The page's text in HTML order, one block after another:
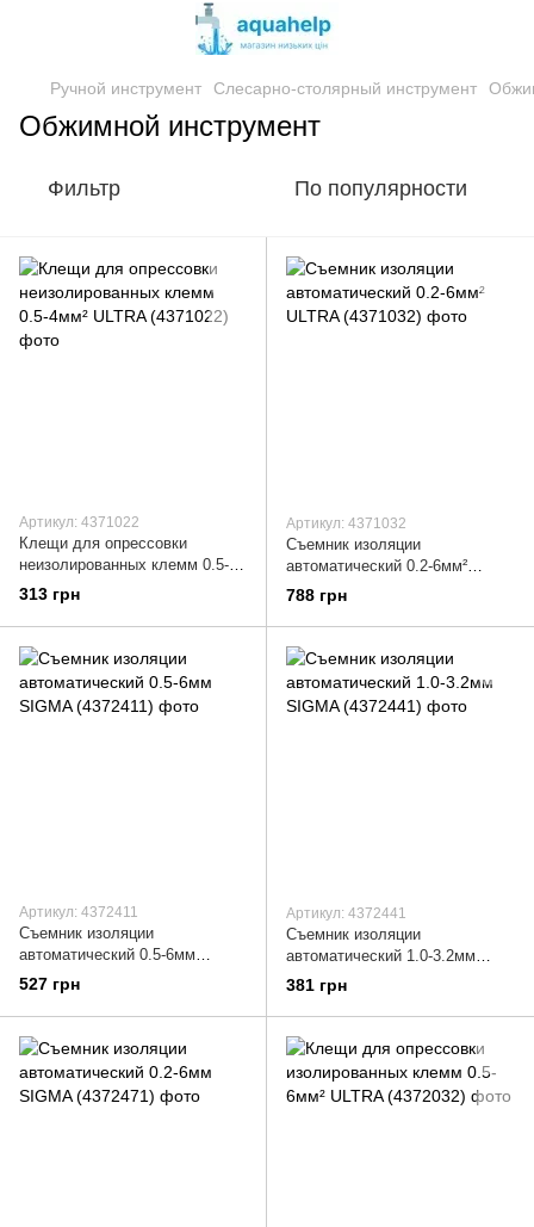
Ручной инструмент Слесарно-столярный инструмент
Обжимной инструмент
Фильтр По популярности
Артикул: 4371022
Клещи для опрессовки
неизолированных клемм 0.5-
4мм² ULTRA (4371022)
313 грн
Артикул: 4371032
Съемник изоляции
автоматический 0.2-6мм²
ULTRA (4371032)
788 грн
Артикул: 4372411
Съемник изоляции
автоматический 0.5-6мм
SIGMA (4372411)
527 грн
Артикул: 4372441
Съемник изоляции
автоматический 1.0-3.2мм
SIGMA (4372441)
381 грн